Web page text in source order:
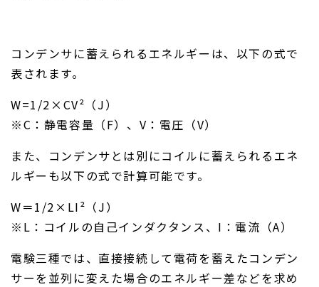
コンデンサに蓄えられるエネルギーは、以下の式で
表されます。
W=1/2×CV²（J）
※C：静電容量（F）、V：電圧（V）
また、コンデンサとは別にコイルに蓄えられるエネ
ルギーも以下の式で計算可能です。
W＝1/2×LI²（J）
※L：コイルの自己インダクタンス、I：電流（A）
電験三種では、直接接続して電荷を蓄えたコンデン
サーを並列に変えた場合のエネルギー差などを求め